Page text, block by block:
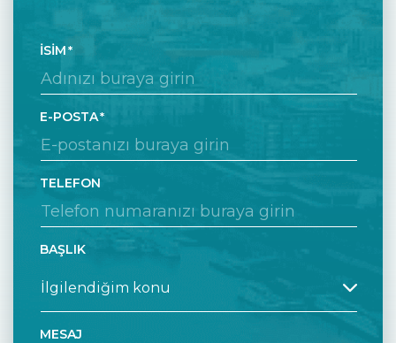
İSIM
E-POSTA
TELEFON
BAŞLIK
MESAJ